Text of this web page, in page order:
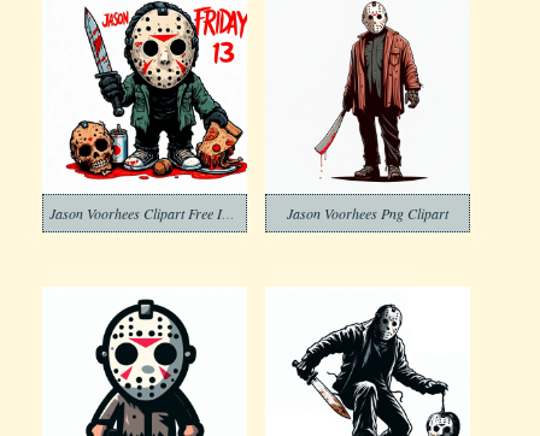
Jason Voorhees Clipart Free Images Jason Voorhees Png Clipart